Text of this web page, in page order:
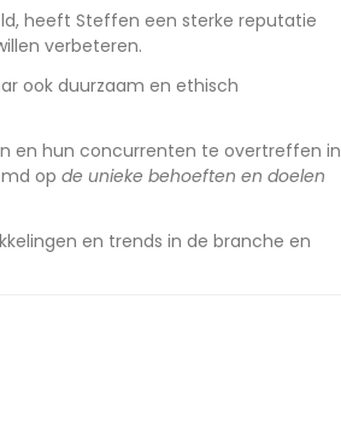
heeft Steffen een sterke reputatie
verbeteren.
ook duurzaam en ethisch
en hun concurrenten te overtreffen in
op de unieke behoeften en doelen
en trends in de branche en